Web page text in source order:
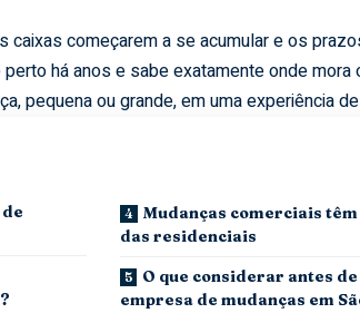
começarem a se acumular e os
há anos e sabe exatamente onde mora
pequena ou grande, em uma experiência
Mudanças comerciais
das residenciais
O que considerar antes
empresa de mudanças em